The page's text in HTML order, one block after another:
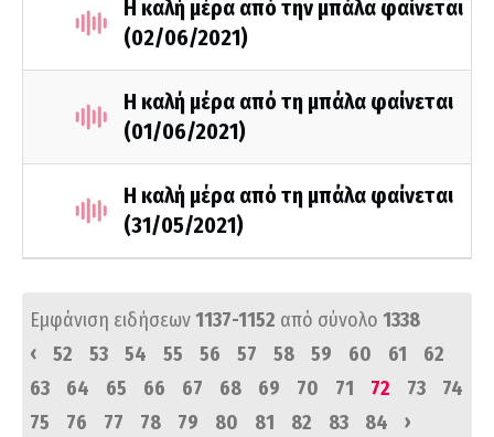
Η καλή μέρα από την μπάλα φαίνεται
(02/06/2021)
Η καλή μέρα από τη μπάλα φαίνεται
(01/06/2021)
Η καλή μέρα από τη μπάλα φαίνεται
(31/05/2021)
Εμφάνιση ειδήσεων1137-1152 από σύνολο 1338
‹
52 53 54 55 56 57 58 59 60 61
62
63
64 65 66 67 68 69 70 71 72 73
74
75
76 77 78 79 80 81 82 83 84 ›